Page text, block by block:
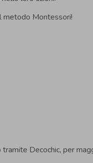
metodo Montessori!
Decochic, per